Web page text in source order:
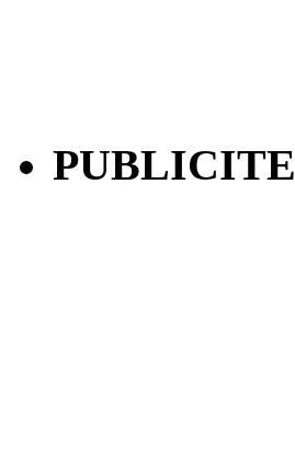
PUBLICITE